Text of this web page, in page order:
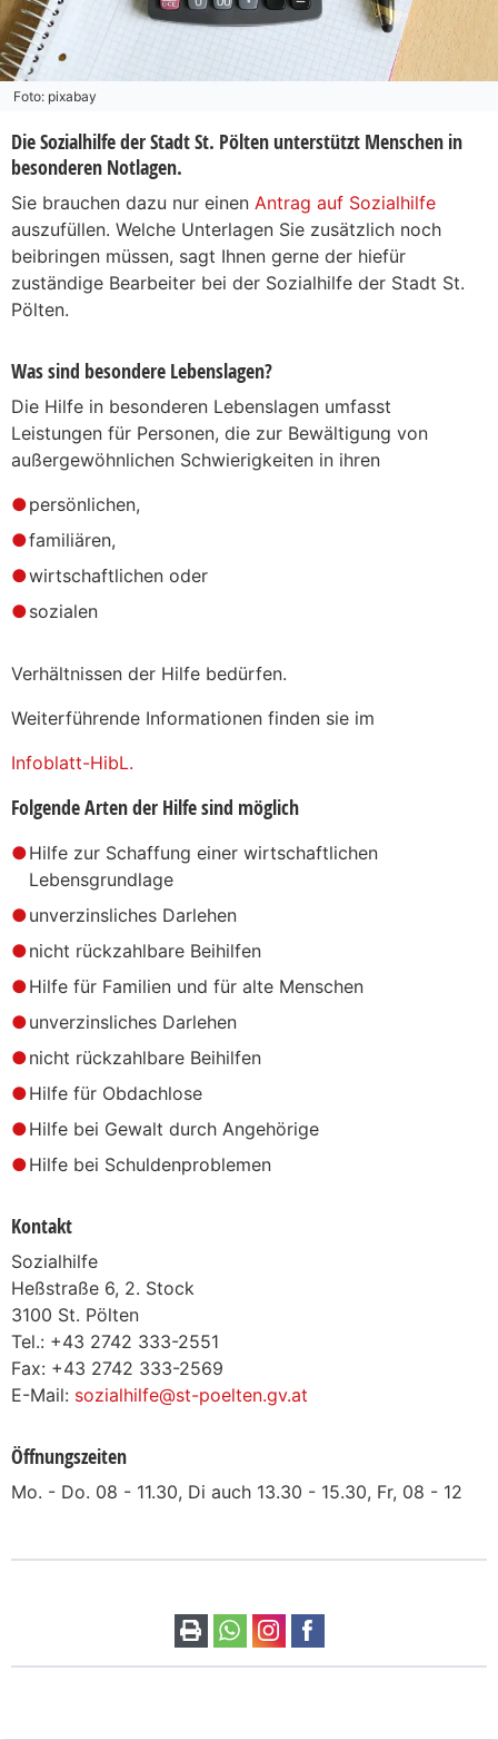
Foto: pixabay
Die Sozialhilfe der Stadt St. Pölten unterstützt Menschen in
besonderen Notlagen.
Sie brauchen dazu nur einen Antrag auf Sozialhilfe
auszufüllen. Welche Unterlagen Sie zusätzlich noch
beibringen müssen, sagt Ihnen gerne der hiefür
zuständige Bearbeiter bei der Sozialhilfe der Stadt St.
Pölten.
Was sind besondere Lebenslagen?
Die Hilfe in besonderen Lebenslagen umfasst
Leistungen für Personen, die zur Bewältigung von
außergewöhnlichen Schwierigkeiten in ihren
persönlichen,
familiären,
wirtschaftlichen oder
sozialen
Verhältnissen der Hilfe bedürfen.
Weiterführende Informationen finden sie im
Infoblatt-HibL.
Folgende Arten der Hilfe sind möglich
Hilfe zur Schaffung einer wirtschaftlichen
Lebensgrundlage
unverzinsliches Darlehen
nicht rückzahlbare Beihilfen
Hilfe für Familien und für alte Menschen
unverzinsliches Darlehen
nicht rückzahlbare Beihilfen
Hilfe für Obdachlose
Hilfe bei Gewalt durch Angehörige
Hilfe bei Schuldenproblemen
Kontakt
Sozialhilfe
Heßstraße 6, 2. Stock
3100 St. Pölten
Tel.: +43 2742 333-2551
Fax: +43 2742 333-2569
E-Mail: sozialhilfe@st-poelten.gv.at
Öffnungszeiten
Mo. - Do. 08 - 11.30, Di auch 13.30 - 15.30, Fr, 08 - 12